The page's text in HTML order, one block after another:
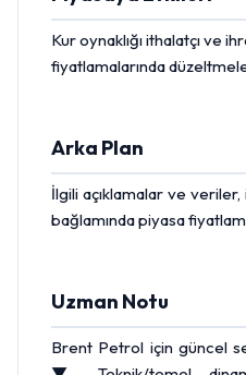
Kur oynaklığı ithalatçı ve
fiyatlamalarında
Arka Plan
İlgili açıklamalar ve
bağlamında piyasa
Uzman Notu
Brent Petrol için güncel